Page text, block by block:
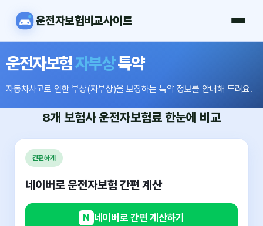
운전자보험비교사이트
운전자보험자부상특약
자동차사고로 인한 부상(자부상)을 보장하는 특약 정보를 안내해 드려요.
8개 보험사운전자보험료 한눈에 비교
간편하게
네이버로 운전자보험 간편 계산
N 네이버로 간편 계산하기